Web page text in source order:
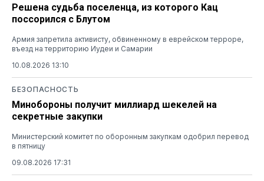
Решена судьба поселенца, из которого Кац
поссорился с Блутом
Армия запретила активисту, обвиненному в еврейском терроре,
въезд на территорию Иудеи и Самарии
10.08.2026 13:10
БЕЗОПАСНОСТЬ
Минобороны получит миллиард шекелей на
секретные закупки
Министерский комитет по оборонным закупкам одобрил перевод
в пятницу
09.08.2026 17:31